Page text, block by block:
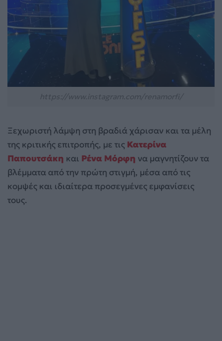
Ξεχωριστή λάμψη στη βραδιά χάρισαν και τα μέλη
της κριτικής επιτροπής, με τις Κατερίνα
Παπουτσάκη και Ρένα Μόρφη να μαγνητίζουν τα
βλέμματα από την πρώτη στιγμή, μέσα από τις
κομψές και ιδιαίτερα προσεγμένες εμφανίσεις
τους.